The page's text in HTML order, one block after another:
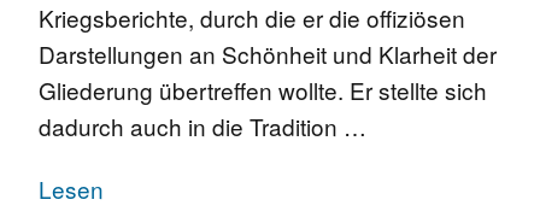
Kriegsberichte, durch die er die offiziösen
Darstellungen an Schönheit und Klarheit der
Gliederung übertreffen wollte. Er stellte sich
dadurch auch in die Tradition …
Lesen